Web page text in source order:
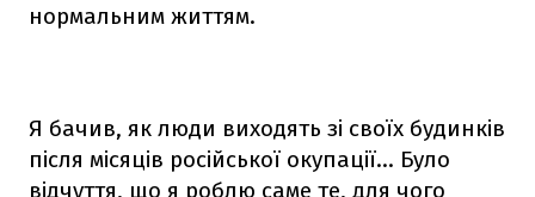
нормальним життям.
Я бачив, як люди виходять зі своїх будинків
після місяців російської окупації... Було
відчуття, що я роблю саме те, для чого